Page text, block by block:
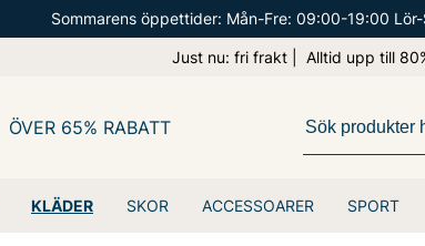
Sommarens öppettider: Mån-Fre: 09:00-19:00
Just nu: fri frakt | Alltid upp till
KLÄDER SKOR ACCESSOARER SPORT
ÖVER 65% RABATT